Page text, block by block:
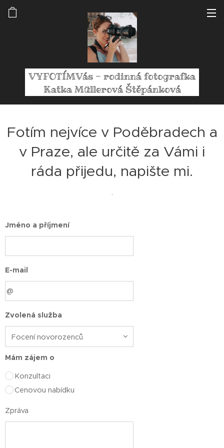
VYFOTÍMVás - rodinná fotografka
Katka Müllerová Štěpánková
Fotím nejvíce v Poděbradech a
v Praze, ale určitě za Vámi i
ráda přijedu, napište mi.
.
Jméno a příjmení
E-mail
Zvolená služba
Mám zájem o
Konzultaci
Cenovou nabídku
Zpráva